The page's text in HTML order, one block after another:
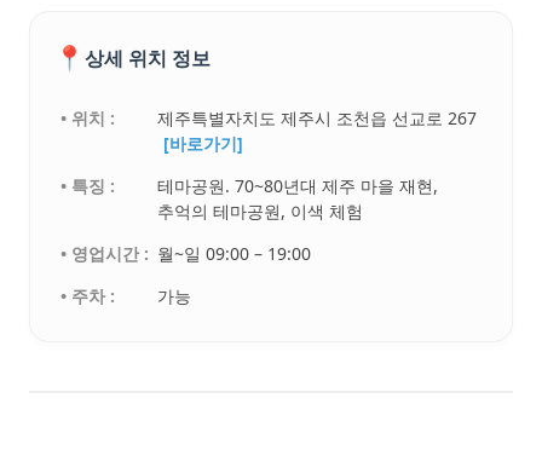
📍 상세 위치 정보
• 위치 :
제주특별자치도 제주시 조천읍 선교로 267
[바로가기]
• 특징 :
테마공원. 70~80년대 제주 마을 재현,
추억의 테마공원, 이색 체험
• 영업시간 : 월~일 09:00 – 19:00
• 주차 :
가능